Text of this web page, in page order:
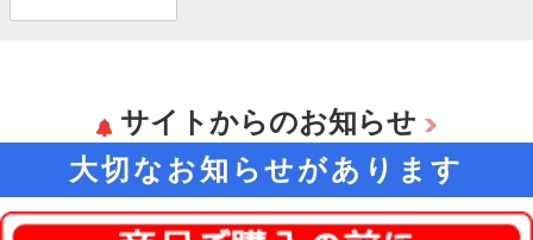
サイトからのお知らせ
大切なお知らせがあります